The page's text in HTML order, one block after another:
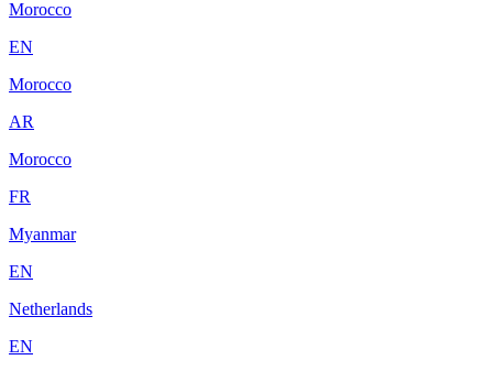
Morocco
EN
Morocco
AR
Morocco
FR
Myanmar
EN
Netherlands
EN